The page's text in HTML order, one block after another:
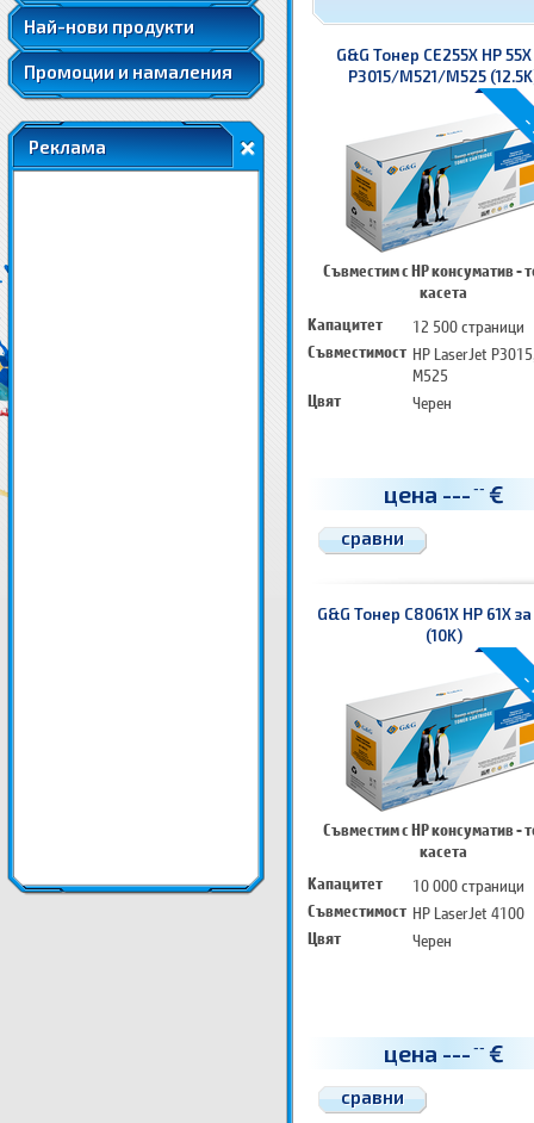
Най-нови продукти
Промоции и намаления
Реклама -
G&G Тонер CE255X HP 55X
P3015/M521/M525
Съвместим с HP консуматив -
касета
Капацитет
12 500 страници
Съвместимост HP LaserJet
M525
Цвят
Черен
цена --- -- €
сравни
-
G&G Тонер C8061X HP 61X
(10K)
Съвместим с HP консуматив -
касета
Капацитет
10 000 страници
Съвместимост HP LaserJet 4100
Цвят
Черен
цена --- -- €
сравни